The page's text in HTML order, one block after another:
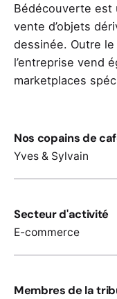
Bédécouverte est
vente d’objets
dessinée. Outre
l’entreprise vend
marketplaces
Nos copains de
Yves & Sylvain
Secteur d'activité
E-commerce
Membres de la